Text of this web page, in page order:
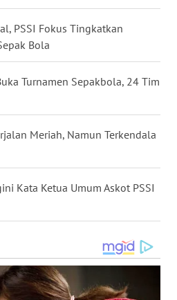
PSSI Fokus Tingkatkan
Bola
Turnamen Sepakbola, 24 Tim
Meriah, Namun Terkendala
Kata Ketua Umum Askot PSSI